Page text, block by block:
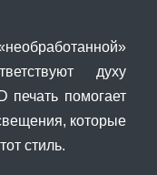
духу
печать помогает
которые
стиль.